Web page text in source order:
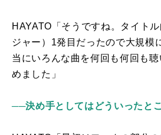
HAYATO「そうですね。タイトル
ジャー） 1発目だったので大規模
当にいろんな曲を何回も何回も
めました」
──決め手としてはどういったと